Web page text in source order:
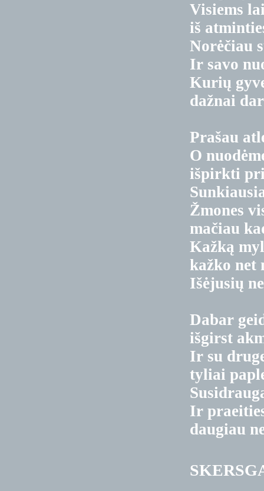
Visiems
iš
Norėčiau
Ir savo
Kurių
dažnai
Prašau
O
išpirkti
Žmones
mačiau
Kažką
kažko net
Išėjusių
Dabar
išgirst
Ir su
tyliai
Ir
daugiau